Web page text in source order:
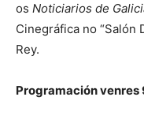
os Noticiarios de
Cinegráfica no “Salón
Rey.
Programación venres